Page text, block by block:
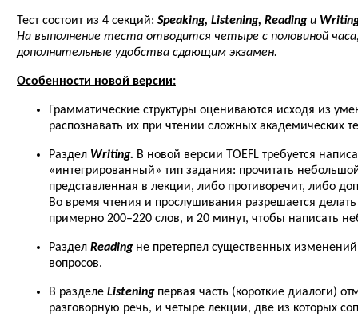
Тест состоит из 4 секций: Speaking, Listening, Reading и
На выполнение теста отводится четыре с половиной
дополнительные удобства сдающим экзамен.
Особенности новой версии:
Грамматические структуры оцениваются исходя из
распознавать их при чтении сложных академических
Раздел Writing. В новой версии TOEFL требуется
«интегрированный» тип задания: прочитать
представленная в лекции, либо противоречит, либо
Во время чтения и прослушивания разрешается
примерно 200–220 слов, и 20 минут, чтобы написать
Раздел Readingне претерпел существенных
вопросов.
В разделе Listeningпервая часть (короткие диалоги)
разговорную речь, и четыре лекции, две из которых